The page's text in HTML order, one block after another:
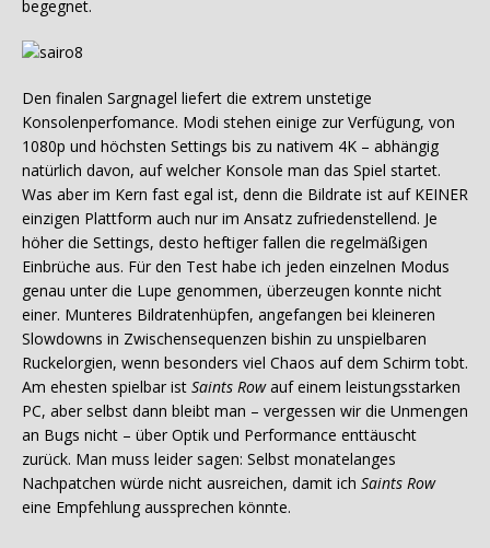
begegnet.
Den finalen Sargnagel liefert die extrem unstetige
Konsolenperfomance. Modi stehen einige zur Verfügung, von
1080p und höchsten Settings bis zu nativem 4K – abhängig
natürlich davon, auf welcher Konsole man das Spiel startet.
Was aber im Kern fast egal ist, denn die Bildrate ist auf KEINER
einzigen Plattform auch nur im Ansatz zufriedenstellend. Je
höher die Settings, desto heftiger fallen die regelmäßigen
Einbrüche aus. Für den Test habe ich jeden einzelnen Modus
genau unter die Lupe genommen, überzeugen konnte nicht
einer. Munteres Bildratenhüpfen, angefangen bei kleineren
Slowdowns in Zwischensequenzen bishin zu unspielbaren
Ruckelorgien, wenn besonders viel Chaos auf dem Schirm tobt.
Am ehesten spielbar ist Saints Rowauf einem leistungsstarken
PC, aber selbst dann bleibt man – vergessen wir die Unmengen
an Bugs nicht – über Optik und Performance enttäuscht
zurück. Man muss leider sagen: Selbst monatelanges
Nachpatchen würde nicht ausreichen, damit ich Saints Row
eine Empfehlung aussprechen könnte.